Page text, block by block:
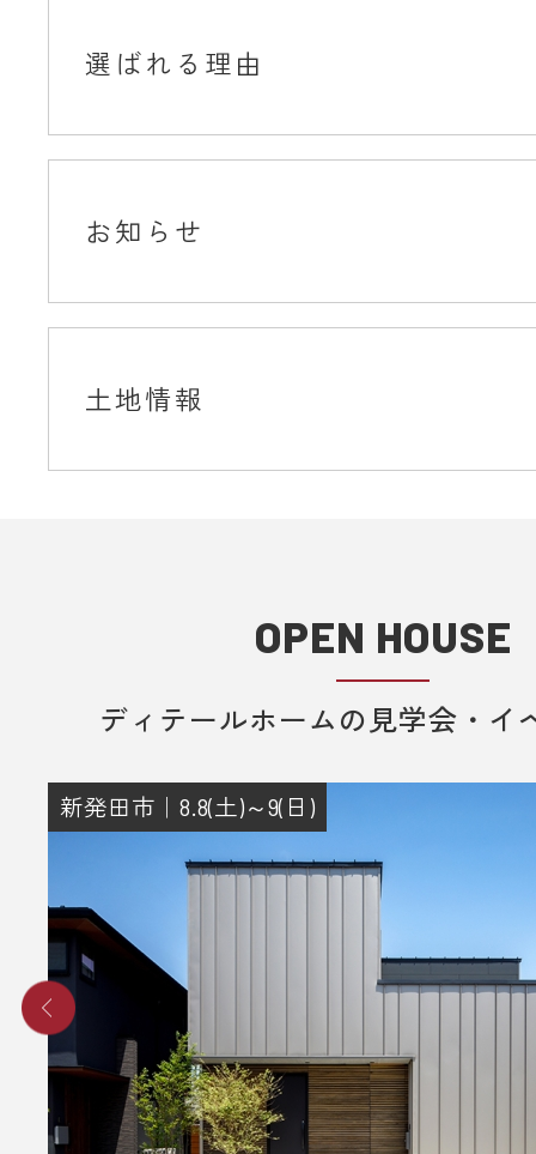
選ばれる理由
お知らせ
土地情報
OPEN HOUSE
ディテールホームの見学会・イ
新発田市｜8.8(土)～9(日)